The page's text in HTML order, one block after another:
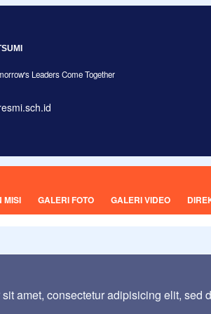
Leaders Come Together
MISI GALERI FOTO GALERI VIDEO
amet, consectetur adipisicing elit,